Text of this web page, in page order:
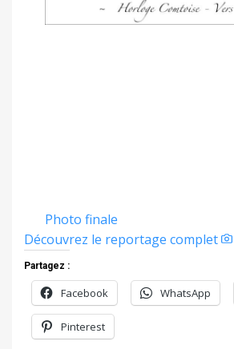
Photo finale
Découvrez le reportage complet
Partagez :
Facebook WhatsApp
Pinterest